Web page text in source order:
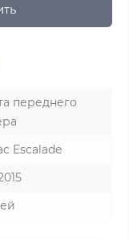
переднего
Escalade